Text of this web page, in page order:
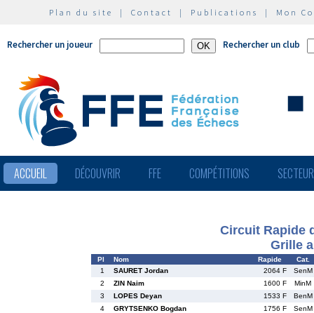
Plan du site | Contact | Publications | Mon
Rechercher un joueur Rechercher un club
ACCUEIL DÉCOUVRIR FFE COMPÉTITIONS
Circuit Rapide
Grille
Pl Nom Rapide
Cat.
1
SAURET Jordan 2064 F
SenM
2
ZIN Naim 1600 F
MinM
3
LOPES Deyan 1533 F
BenM
4
GRYTSENKO Bogdan 1756 F
SenM